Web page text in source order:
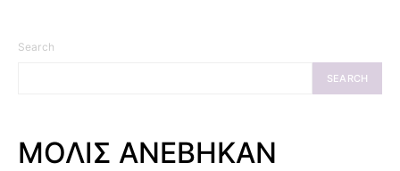
Search
SEARCH
ΜΟΛΙΣ ΑΝΕΒΗΚΑΝ